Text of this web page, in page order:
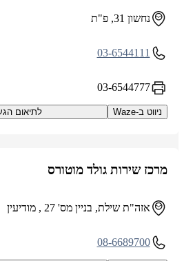
נחשון 31, פ"ת
03-6544111
03-6544777
ניווט ב-Waze לתיאום הגעה
מרכז שירות גולד מוטורס
אזה"ת שילת, בניין מס' 27 , מודיעין
08-6689700